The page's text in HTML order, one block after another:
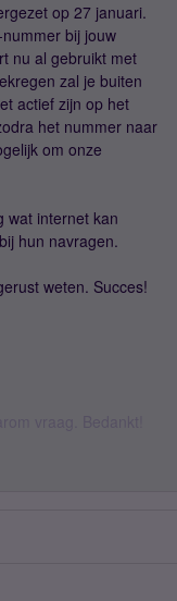
op 27 januari.
bij jouw
nu al gebruikt met
zal je buiten
actief zijn op het
het nummer naar
om onze
wat internet kan
hun navragen.
weten. Succes!